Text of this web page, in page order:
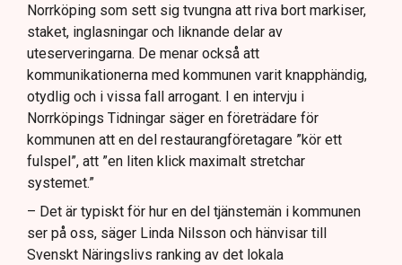
Norrköping som sett sig tvungna att riva bort markiser,
staket, inglasningar och liknande delar av
uteserveringarna. De menar också att
kommunikationerna med kommunen varit knapphändig,
otydlig och i vissa fall arrogant. I en intervju i
Norrköpings Tidningar säger en företrädare för
kommunen att en del restaurangföretagare ”kör ett
fulspel”, att ”en liten klick maximalt stretchar
systemet.”
– Det är typiskt för hur en del tjänstemän i kommunen
ser på oss, säger Linda Nilsson och hänvisar till
Svenskt Näringslivs ranking av det lokala